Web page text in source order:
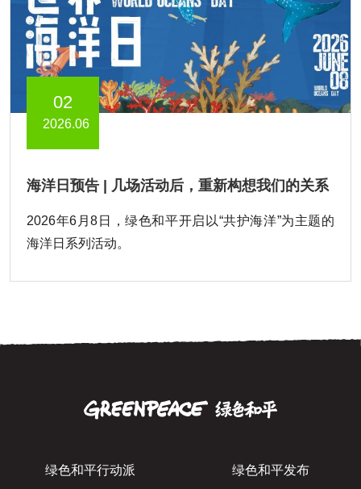
02
2026.06
海洋日预告 | 几场活动后，重新构想我们的关系
2026年6月8日，绿色和平开启以“共护海洋”为主题的
海洋日系列活动。
绿色和平行动派 绿色和平发布